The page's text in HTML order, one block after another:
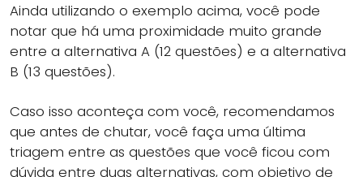
Ainda utilizando o exemplo acima, você pode
notar que há uma proximidade muito grande
entre a alternativa A (12 questões) e a alternativa
B (13 questões).
Caso isso aconteça com você, recomendamos
que antes de chutar, você faça uma última
triagem entre as questões que você ficou com
dúvida entre duas alternativas, com objetivo de